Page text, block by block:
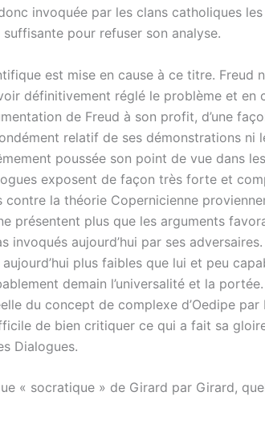
invoquée par les clans catholiques
pour refuser son analyse.
est mise en cause à ce titre. Freud
définitivement réglé le problème et
de Freud à son profit, d’une
relatif de ses démonstrations ni
poussée son point de vue dans
exposent de façon très forte et
la théorie Copernicienne
présentent plus que les arguments
aujourd’hui par ses
plus faibles que lui et peu
demain l’universalité et la
du concept de complexe d’Oedipe
de bien critiquer ce qui a fait sa
Dialogues.
« socratique » de Girard par Girard,